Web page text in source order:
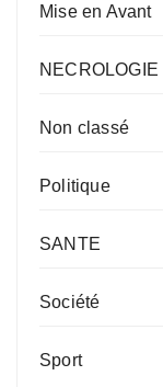
Mise en Avant
NECROLOGIE
Non classé
Politique
SANTE
Société
Sport